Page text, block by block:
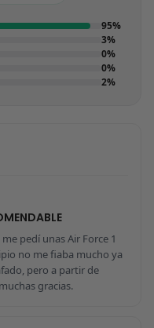
95%
3%
0%
0%
2%
pedí unas Air Force 1
no me fiaba mucho ya
pero a partir de
gracias.